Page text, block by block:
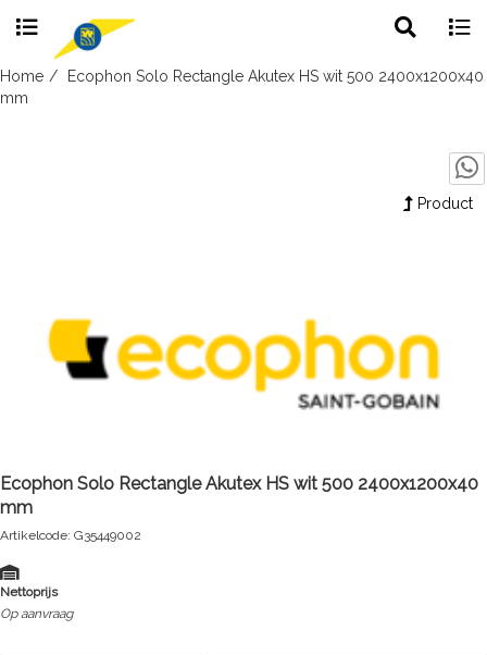
Skip
to
search
Home
Ecophon Solo Rectangle Akutex HS wit 500 2400x1200x40
mm
Product
Ecophon Solo Rectangle Akutex HS wit 500 2400x1200x40
mm
Artikelcode: G35449002
Nettoprijs
Op aanvraag